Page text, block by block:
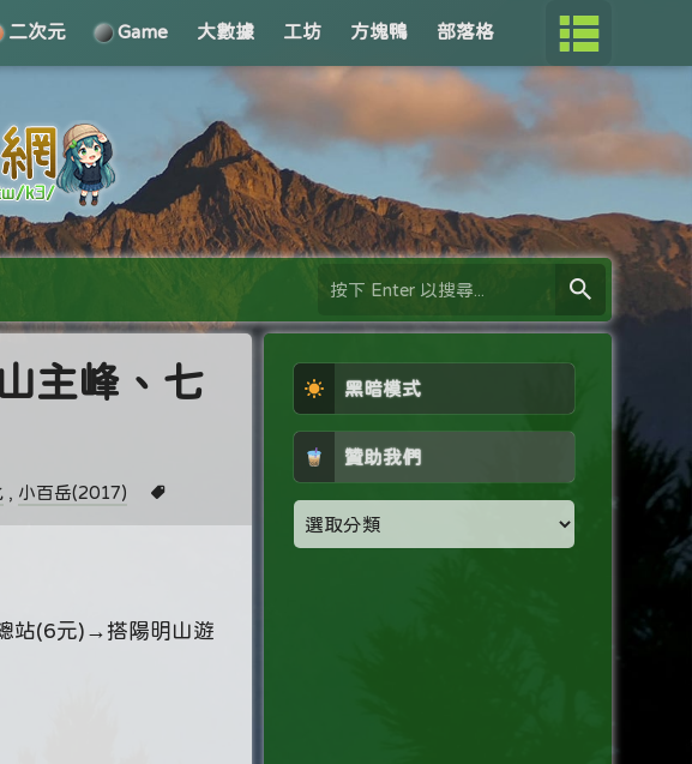
二次元 Game 大數據 工坊 方塊鴨 部落格
主峰、七
, 小百岳(2017)
站(6元)→搭陽明山遊
黑暗模式
贊助我們